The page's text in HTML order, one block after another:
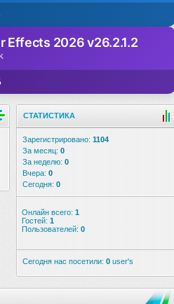
Effects 2026 v26.2.1.2
СТАТИСТИКА
Зарегистрировано: 1104
За месяц: 0
За неделю: 0
Вчера: 0
Сегодня: 0
Онлайн всего: 1
Гостей: 1
Пользователей: 0
Сегодня нас посетили: 0 user's